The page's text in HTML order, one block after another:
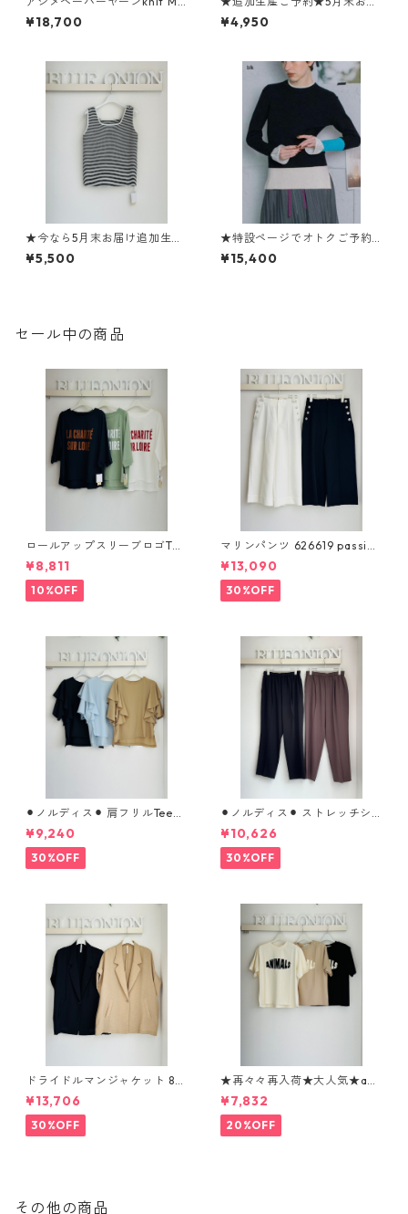
62- 93081 Mewl 26ss04 ¥18,
700
¥18,700
け★大人気★2WAYスクエアニ
ットタンク 612- 85520 cloch
¥4,950
★今なら5月末お届け追加生産
ご予約★大人気★ボーダー2W
AYスクエアニットタンク 612-
¥5,500
★特設ページでオトクご予約
★《マルシャルテル》 Color-
Block Rib Knit ZMT 264 KN
¥15,400
セール中の商品
ロールアップスリーブロゴTシ
ャツ 612 - 85780 cloche
¥8,811
10%OFF
マリンパンツ 626619 passion
e
¥13,090
30%OFF
⚫︎ノルディス⚫︎ 肩フリルTeeブ
ラウス （set up対応） 610- 8
5064 cloche
¥9,240
30%OFF
⚫︎ノルディス⚫︎ ストレッチシ
フォンテーパードパンツ 8026
8310 dignitecollier
¥10,626
30%OFF
ドライドルマンジャケット 80
268317 dignitecollier
¥13,706
30%OFF
★再々々再入荷★大人気★ani
malロゴTシャツ 1260104 sev
en days
¥7,832
20%OFF
その他の商品